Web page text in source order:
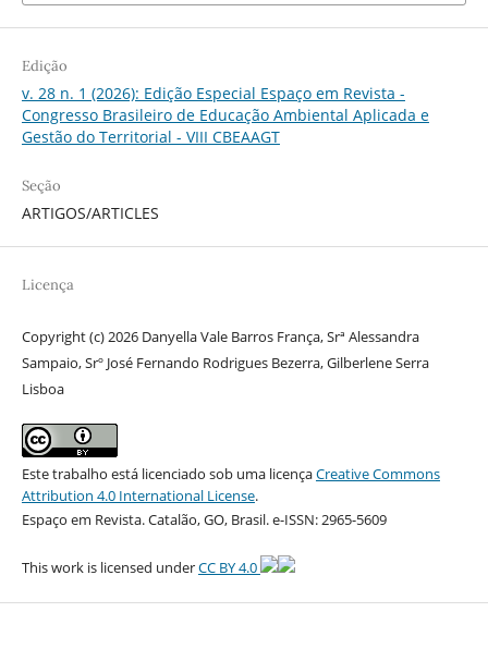
Edição
v. 28 n. 1 (2026): Edição Especial Espaço em Revista -
Congresso Brasileiro de Educação Ambiental Aplicada e
Gestão do Territorial - VIII CBEAAGT
Seção
ARTIGOS/ARTICLES
Licença
Copyright (c) 2026 Danyella Vale Barros França, Srª Alessandra
Sampaio, Srº José Fernando Rodrigues Bezerra, Gilberlene Serra
Lisboa
Este trabalho está licenciado sob uma licençaCreative Commons
Attribution 4.0 International License.
Espaço em Revista. Catalão, GO, Brasil. e-ISSN: 2965-5609
This work is licensed underCC BY 4.0